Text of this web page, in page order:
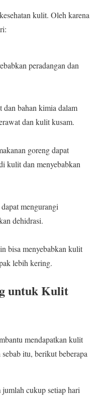
kulit. Oleh karena
peradangan dan
dan bahan kimia dalam
dan kulit kusam.
goreng dapat
kulit dan menyebabkan
mengurangi
dehidrasi.
bisa menyebabkan kulit
lebih kering.
untuk Kulit
mendapatkan kulit
itu, berikut beberapa
cukup setiap hari